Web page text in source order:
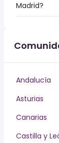
Madrid?
Andalucía
Asturias
Canarias
Castilla y